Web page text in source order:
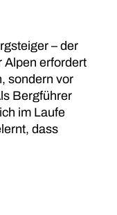
– der
Alpen erfordert
sondern vor
Bergführer
im Laufe
dass